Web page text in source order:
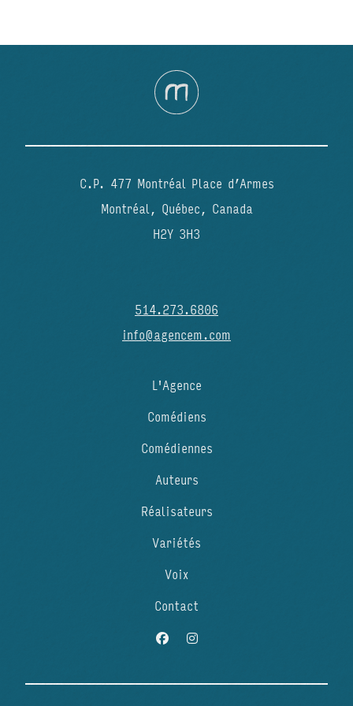
C.P. 477 Montréal Place d’Armes
Montréal, Québec, Canada
H2Y 3H3
514.273.6806
info@agencem.com
L'Agence
Comédiens
Comédiennes
Auteurs
Réalisateurs
Variétés
Voix
Contact